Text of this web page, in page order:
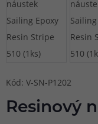
Kód: V-SN-P1202
Resinový